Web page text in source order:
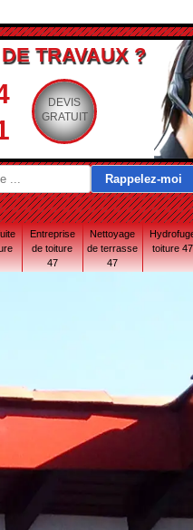
TRAVAUX ?
DEVIS
GRATUIT
Entreprise
de toiture
47
Nettoyage
de terrasse
47
toiture 47